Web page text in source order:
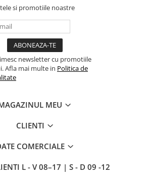
si promotiile noastre
newsletter cu promotiile
Afla mai multe in Politica de
MEU
CLIENTI
COMERCIALE
L - V 08–17 | S - D 09 -12